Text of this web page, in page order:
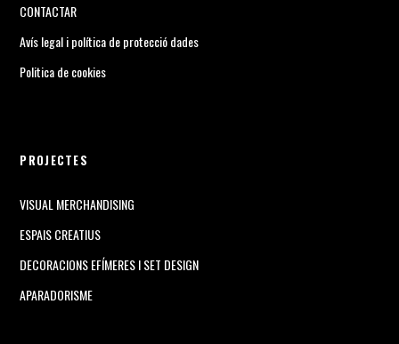
CONTACTAR
Avís legal i política de protecció dades
Politica de cookies
PROJECTES
VISUAL MERCHANDISING
ESPAIS CREATIUS
DECORACIONS EFÍMERES I SET DESIGN
APARADORISME